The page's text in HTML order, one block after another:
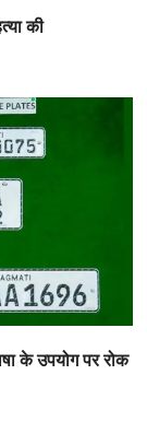
की
के उपयोग पर रोक